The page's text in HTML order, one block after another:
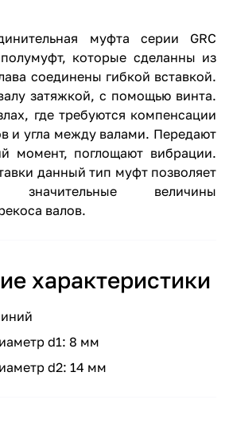
муфта серии GRC
которые сделанны из
соединены гибкой вставкой.
затяжкой, с помощью винта.
где требуются компенсации
и угла между валами. Передают
момент, поглощают вибрации.
данный тип муфт позволяет
значительные величины
валов.
характеристики
d1: 8 мм
d2: 14 мм